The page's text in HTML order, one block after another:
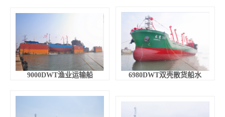
9000DWT渔业运输船 6980DWT双壳散货船水